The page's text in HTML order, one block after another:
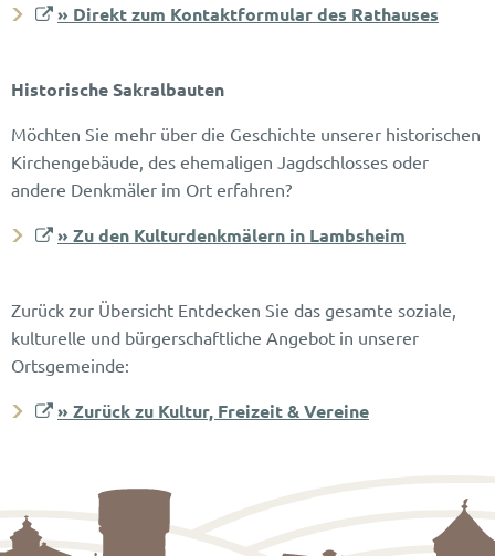
» Direkt zum Kontaktformular des Rathauses
Historische Sakralbauten
Möchten Sie mehr über die Geschichte unserer historischen
Kirchengebäude, des ehemaligen Jagdschlosses oder
andere Denkmäler im Ort erfahren?
» Zu den Kulturdenkmälern in Lambsheim
Zurück zur Übersicht Entdecken Sie das gesamte soziale,
kulturelle und bürgerschaftliche Angebot in unserer
Ortsgemeinde:
» Zurück zu Kultur, Freizeit & Vereine